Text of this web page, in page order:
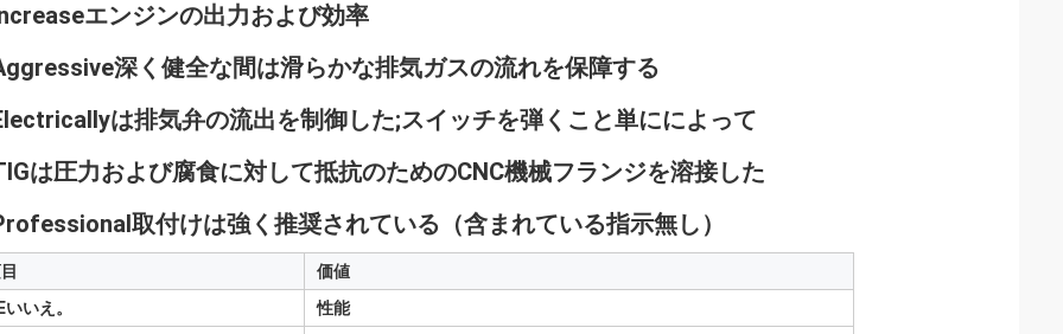
エンジンの出力および効率
深く健全な間は滑らかな排気ガスの流れを保障する
は排気弁の流出を制御した;スイッチを弾くこと単にによって
は圧力および腐食に対して抵抗のためのCNC機械フランジを溶接した
取付けは強く推奨されている（含まれている指示無し）
価値
いいえ。
性能